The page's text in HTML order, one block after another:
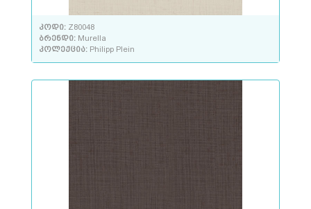
კოდი: Z80048
ბრენდი: Murella
კოლექცია: Philipp Plein